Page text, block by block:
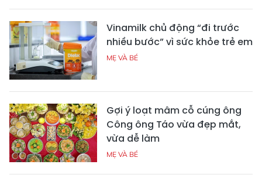
Vinamilk chủ động “đi trước
nhiều bước” vì sức khỏe trẻ em
MẸ VÀ BÉ
Gợi ý loạt mâm cỗ cúng ông
Công ông Táo vừa đẹp mắt,
vừa dễ làm
MẸ VÀ BÉ